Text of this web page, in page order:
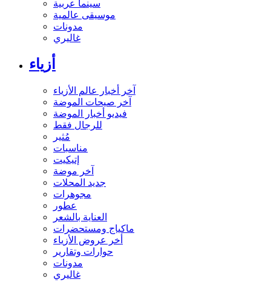
سينما عربية
موسيقى عالمية
مدونات
غاليري
أزياء
آخر أخبار عالم الأزياء
آخر صيحات الموضة
فيديو أخبار الموضة
للرجال فقط
مُثير
مناسبات
إتيكيت
آخر موضة
جديد المحلات
مجوهرات
عطور
العناية بالشعر
ماكياج ومستحضرات
أخر عروض الأزياء
حوارات وتقارير
مدونات
غاليري